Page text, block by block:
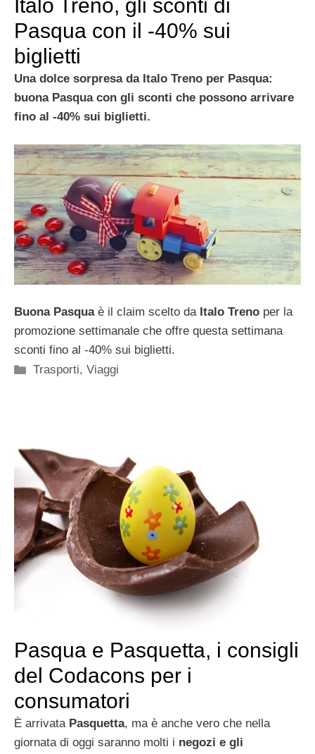
Italo Treno, gli sconti di
Pasqua con il -40% sui
biglietti
Una dolce sorpresa da Italo Treno per Pasqua:
buona Pasqua con gli sconti che possono arrivare
fino al -40% sui biglietti.
Buona Pasqua è il claim scelto da Italo Treno per la
promozione settimanale che offre questa settimana
sconti fino al -40% sui biglietti.
Categorie
Trasporti,Viaggi
Pasqua e Pasquetta, i consigli
del Codacons per i
consumatori
È arrivata Pasquetta, ma è anche vero che nella
giornata di oggi saranno molti i negozi e gli